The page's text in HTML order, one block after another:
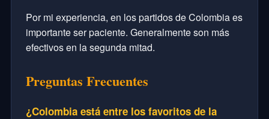
Por mi experiencia, en los partidos de Colombia es
importante ser paciente. Generalmente son más
efectivos en la segunda mitad.
Preguntas Frecuentes
¿Colombia está entre los favoritos de la